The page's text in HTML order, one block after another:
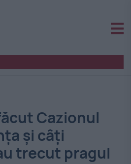
Cazionul
și câți
trecut pragul